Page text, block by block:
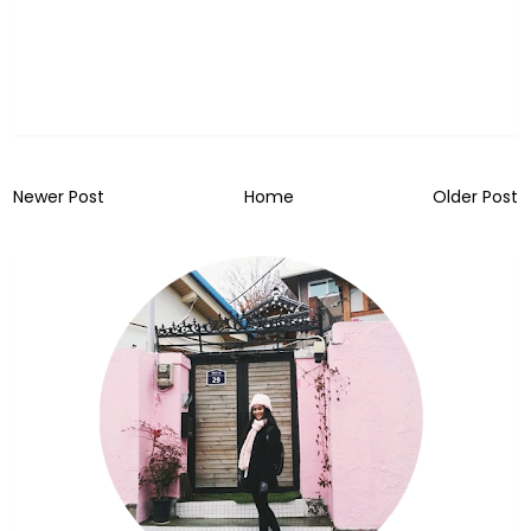
Newer Post Home Older Post